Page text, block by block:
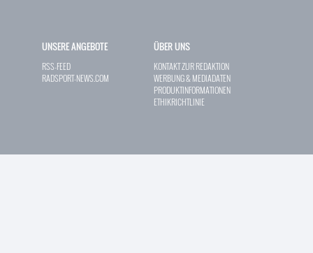
UNSERE ANGEBOTE
RSS-FEED
RADSPORT-NEWS.COM
ÜBER UNS
KONTAKT ZUR REDAKTION
WERBUNG & MEDIADATEN
PRODUKTINFORMATIONEN
ETHIKRICHTLINIE